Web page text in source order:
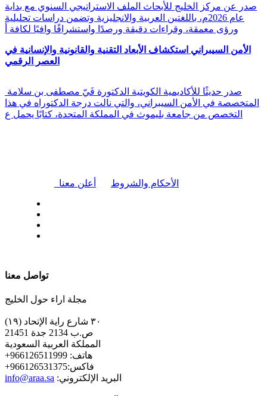
صدر عن مركز الخليج للأبحاث الملف الاستراتيجي السنوي مع بداية
عام 2026م، باللغتين العربية والانجليزية وتضمن دراسات تحليلية
ورؤى معمقة، وقراءات دقيقة ورصدًا واستشرافًا وافيًا لكافة أ
الأمن السيبراني استكشاف الأبعاد التقنية والقانونية والإنسانية في
العصر الرقمي
المتخصصة في الأمن السيبراني، والتي نالت درجة الدكتوراه في هذا
التخصص من جامعة بليموث في المملكة المتحدة، كتابًا يحمل ع
أعلن معنا الأحكام والشروط
تواصل معنا
مجلة اراء حول الخليج
٣٠ شارع راية الإتحاد (١٩)
ص.ب 2134 جدة 21451
المملكة العربية السعودية
+هاتف: 966126511999
+فاكس:966126531375
info@araa.sa :البريد الإلكتروني